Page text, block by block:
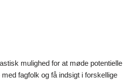
mulighed for at møde potentielle
fagfolk og få indsigt i forskellige